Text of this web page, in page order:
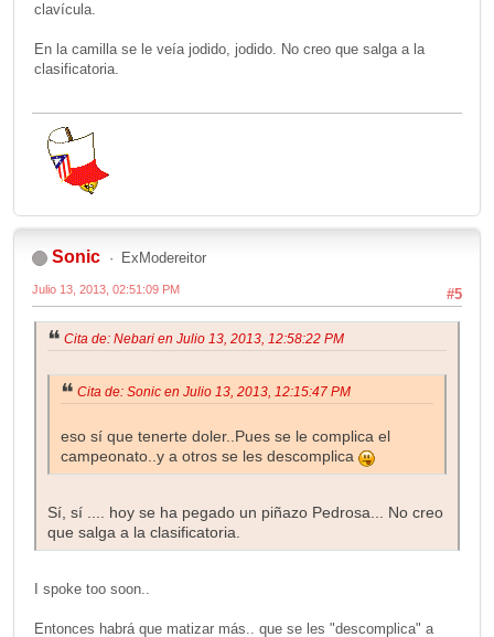
clavícula.
En la camilla se le veía jodido, jodido. No creo que salga a la
clasificatoria.
Sonic ExModereitor
#5
Julio 13, 2013, 02:51:09 PM
Cita de: Nebari en Julio 13, 2013, 12:58:22 PM
Cita de: Sonic en Julio 13, 2013, 12:15:47 PM
eso sí que tenerte doler..Pues se le complica el
campeonato..y a otros se les descomplica
Sí, sí .... hoy se ha pegado un piñazo Pedrosa... No creo
que salga a la clasificatoria.
I spoke too soon..
Entonces habrá que matizar más.. que se les "descomplica" a